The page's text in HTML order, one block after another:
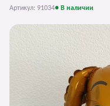
Артикул: 91034● В наличии